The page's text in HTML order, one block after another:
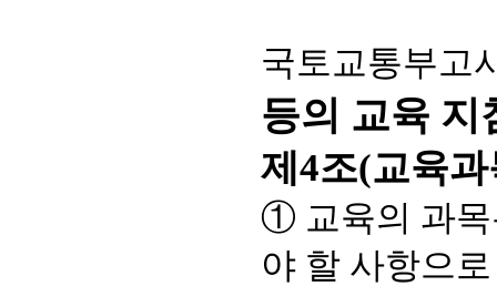
국토교통부고
등의 교육 지
제4조(교육
① 교육의 과목
야 할 사항으